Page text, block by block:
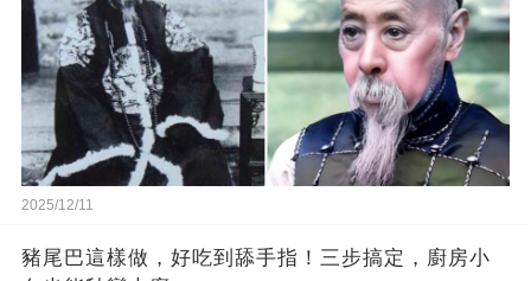
2025/12/11
豬尾巴這樣做，好吃到舔手指！三步搞定，廚房小